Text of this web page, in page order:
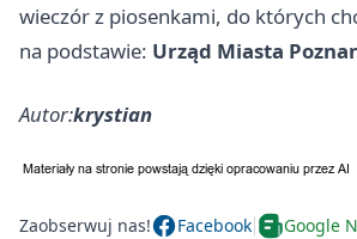
wieczór z piosenkami, do których
na podstawie: Urząd Miasta
Autor:krystian
Zaobserwuj nas! Facebook Google